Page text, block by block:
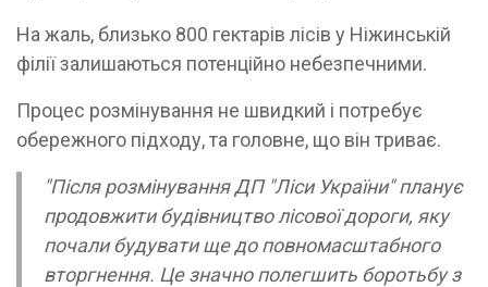
На жаль, близько 800 гектарів лісів у Ніжинській
філії залишаються потенційно небезпечними.
Процес розмінування не швидкий і потребує
обережного підходу, та головне, що він триває.
"Після розмінування ДП "Ліси України" планує
продовжити будівництво лісової дороги, яку
почали будувати ще до повномасштабного
вторгнення. Це значно полегшить боротьбу з